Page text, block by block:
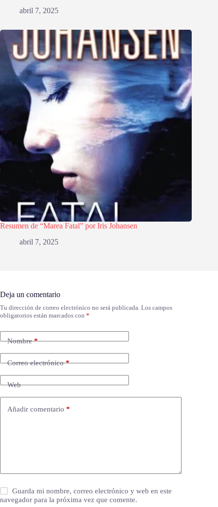
abril 7, 2025
Resumen de “Marea Fatal” por Iris Johansen
abril 7, 2025
Deja un comentario
Tu dirección de correo electrónico no será publicada. Los campos
obligatorios están marcados con *
Nombre*
Correo electrónico*
Web
Añadir comentario *
Guarda mi nombre, correo electrónico y web en este
navegador para la próxima vez que comente.